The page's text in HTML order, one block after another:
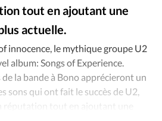
chrétienne
Chronique
Foi Génération réveil
Monde
Relations Aujourd'hui
des Eglises
Trait d'Ixène
tout en ajoutant une
actuelle.
innocence, le mythique groupe U2
album: Songs of Experience.
la bande à Bono apprécieront un
sons qui ont fait le succès de U2,
réputation tout en ajoutant une